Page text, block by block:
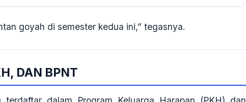
goyah di semester kedua ini,” tegasnya.
DAN BPNT